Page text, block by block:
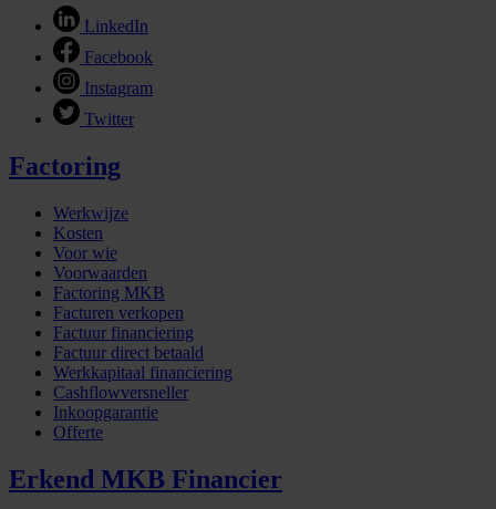
LinkedIn
Facebook
Instagram
Twitter
Factoring
Werkwijze
Kosten
Voor wie
Voorwaarden
Factoring MKB
Facturen verkopen
Factuur financiering
Factuur direct betaald
Werkkapitaal financiering
Cashflowversneller
Inkoopgarantie
Offerte
Erkend MKB Financier